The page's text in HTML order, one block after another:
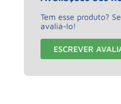
Tem esse produto?
avaliá-lo!
ESCREVER